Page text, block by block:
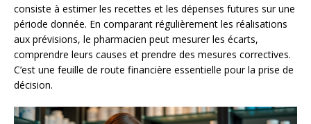
consiste à estimer les recettes et les dépenses futures sur une
période donnée. En comparant régulièrement les réalisations
aux prévisions, le pharmacien peut mesurer les écarts,
comprendre leurs causes et prendre des mesures correctives.
C’est une feuille de route financière essentielle pour la prise de
décision.